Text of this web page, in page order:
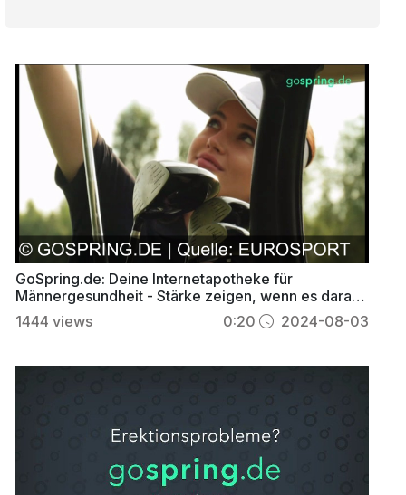
GoSpring.de: Deine Internetapotheke für
Männergesundheit - Stärke zeigen, wenn es darauf
ankommt!
1444 views 0:20 2024-08-03